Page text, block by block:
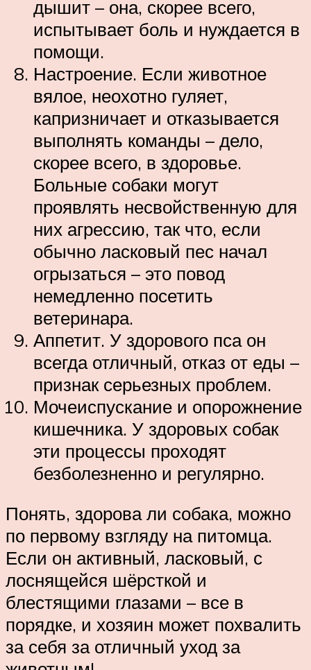
дышит – она, скорее всего,
испытывает боль и нуждается в
помощи.
Настроение. Если животное
вялое, неохотно гуляет,
капризничает и отказывается
выполнять команды – дело,
скорее всего, в здоровье.
Больные собаки могут
проявлять несвойственную для
них агрессию, так что, если
обычно ласковый пес начал
огрызаться – это повод
немедленно посетить
ветеринара.
Аппетит. У здорового пса он
всегда отличный, отказ от еды –
признак серьезных проблем.
Мочеиспускание и опорожнение
кишечника. У здоровых собак
эти процессы проходят
безболезненно и регулярно.
Понять, здорова ли собака, можно
по первому взгляду на питомца.
Если он активный, ласковый, с
лоснящейся шёрсткой и
блестящими глазами – все в
порядке, и хозяин может похвалить
за себя за отличный уход за